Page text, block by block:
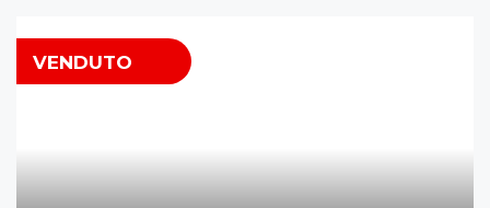
VENDUTO